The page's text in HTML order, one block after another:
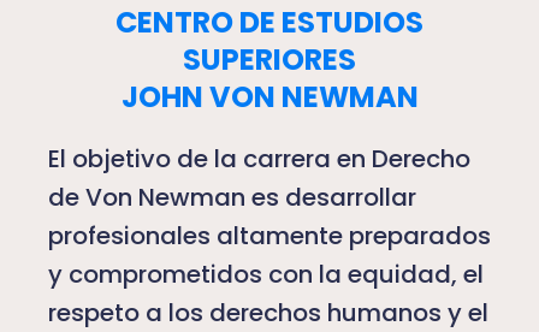
CENTRO DE ESTUDIOS
SUPERIORES
JOHN VON NEWMAN
El objetivo de la carrera en Derecho
de Von Newman es desarrollar
profesionales altamente preparados
y comprometidos con la equidad, el
respeto a los derechos humanos y el